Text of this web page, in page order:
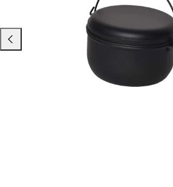
Nach
links